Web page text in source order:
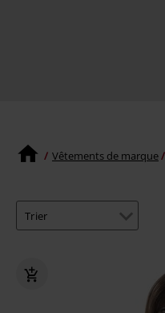
Vêtements de marque